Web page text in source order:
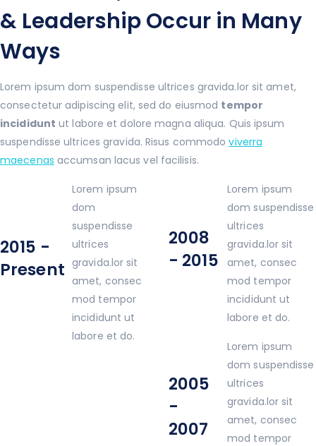
& Leadership Occur in Many
Ways
Lorem ipsum dom suspendisse ultrices gravida.lor sit amet,
consectetur adipiscing elit, sed do eiusmod tempor
incididunt ut labore et dolore magna aliqua. Quis ipsum
suspendisse ultrices gravida. Risus commodoviverra
maecenas accumsan lacus vel facilisis.
2015 -
Present
Lorem ipsum
dom
suspendisse
ultrices
gravida.lor sit
amet, consec
mod tempor
incididunt ut
labore et do.
2008
- 2015
Lorem ipsum
dom suspendisse
ultrices
gravida.lor sit
amet, consec
mod tempor
incididunt ut
labore et do.
2005
-
2007
Lorem ipsum
dom suspendisse
ultrices
gravida.lor sit
amet, consec
mod tempor